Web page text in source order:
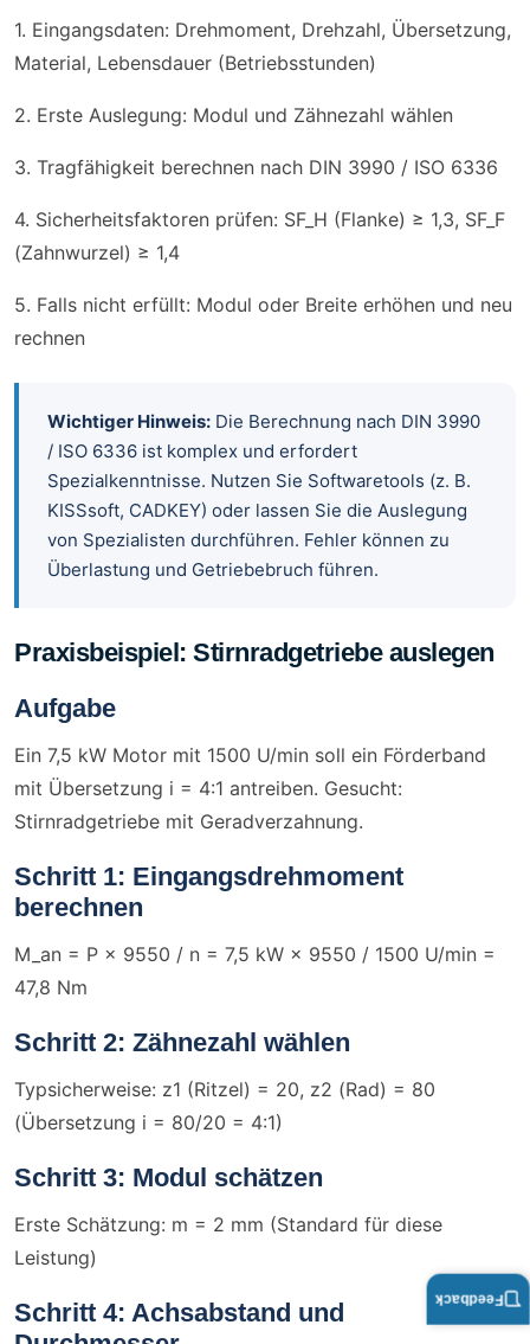
1. Eingangsdaten: Drehmoment, Drehzahl, Übersetzung,
Material, Lebensdauer (Betriebsstunden)
2. Erste Auslegung: Modul und Zähnezahl wählen
3. Tragfähigkeit berechnen nach DIN 3990 / ISO 6336
4. Sicherheitsfaktoren prüfen: SF_H (Flanke) ≥ 1,3, SF_F
(Zahnwurzel) ≥ 1,4
5. Falls nicht erfüllt: Modul oder Breite erhöhen und neu
rechnen
Wichtiger Hinweis: Die Berechnung nach DIN 3990
/ ISO 6336 ist komplex und erfordert
Spezialkenntnisse. Nutzen Sie Softwaretools (z. B.
KISSsoft, CADKEY) oder lassen Sie die Auslegung
von Spezialisten durchführen. Fehler können zu
Überlastung und Getriebebruch führen.
Praxisbeispiel: Stirnradgetriebe auslegen
Aufgabe
Ein 7,5 kW Motor mit 1500 U/min soll ein Förderband
mit Übersetzung i = 4:1 antreiben. Gesucht:
Stirnradgetriebe mit Geradverzahnung.
Schritt 1: Eingangsdrehmoment
berechnen
M_an = P × 9550 / n = 7,5 kW × 9550 / 1500 U/min =
47,8 Nm
Schritt 2: Zähnezahl wählen
Typsicherweise: z1 (Ritzel) = 20, z2 (Rad) = 80
(Übersetzung i = 80/20 = 4:1)
Schritt 3: Modul schätzen
Erste Schätzung: m = 2 mm (Standard für diese
Leistung)
Schritt 4: Achsabstand und
Feedback